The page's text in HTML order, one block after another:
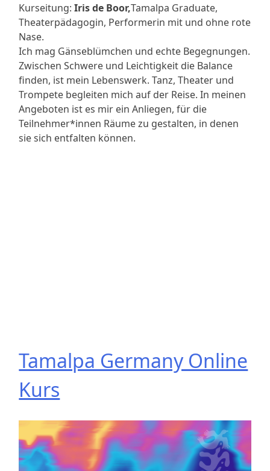
Kurseitung:Iris de Boor,Tamalpa Graduate,
Theaterpädagogin, Performerin mit und ohne rote
Nase.
Ich mag Gänseblümchen und echte Begegnungen.
Zwischen Schwere und Leichtigkeit die Balance
finden, ist mein Lebenswerk. Tanz, Theater und
Trompete begleiten mich auf der Reise. In meinen
Angeboten ist es mir ein Anliegen, für die
Teilnehmer*innen Räume zu gestalten, in denen
sie sich entfalten können.
Tamalpa Germany Online
Kurs